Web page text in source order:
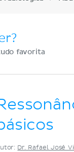
favorita
Dr. Rafael José